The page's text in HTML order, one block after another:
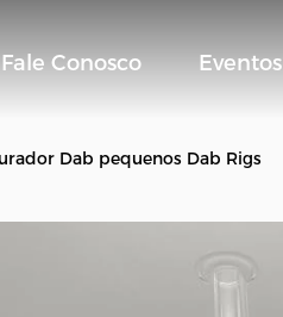
Fale Conosco Eventos
Dab pequenos Dab Rigs